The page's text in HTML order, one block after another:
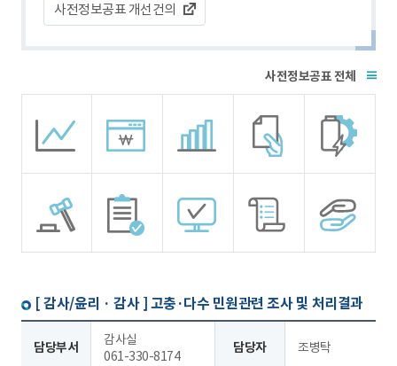
사전정보공표 개선건의
전체
[ 감사/윤리 · 감사 ] 고충·다수 민원관련 조사 및 처리결과
담당부서
감사실
061-330-8174
담당자 조병탁